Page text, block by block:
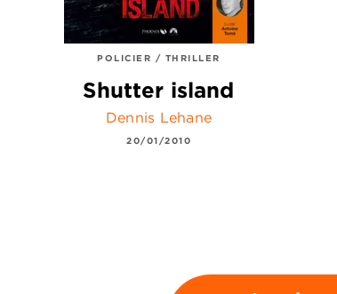
POLICIER / THRILLER
Shutter island
Dennis Lehane
20/01/2010